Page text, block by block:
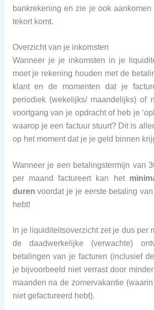
bankrekening en zie je ook
tekort komt.
Overzicht van je inkomsten
Wanneer je je inkomsten in je
moet je rekening houden met de
klant en de momenten dat je
periodiek (wekelijks/ maandelijks) of
voortgang van je opdracht of heb je
waarop je een factuur stuurt? Dit is
op het moment dat je je geld binnen
Wanneer je een betalingstermijn van
per maand factureert kan het
duren voordat je je eerste betaling
hebt!
In je liquiditeitsoverzicht zet je dus per
de daadwerkelijke (verwachte)
betalingen van je facturen (inclusief
je bijvoorbeeld niet verrast door
maanden na de zomervakantie
niet gefactureerd hebt).